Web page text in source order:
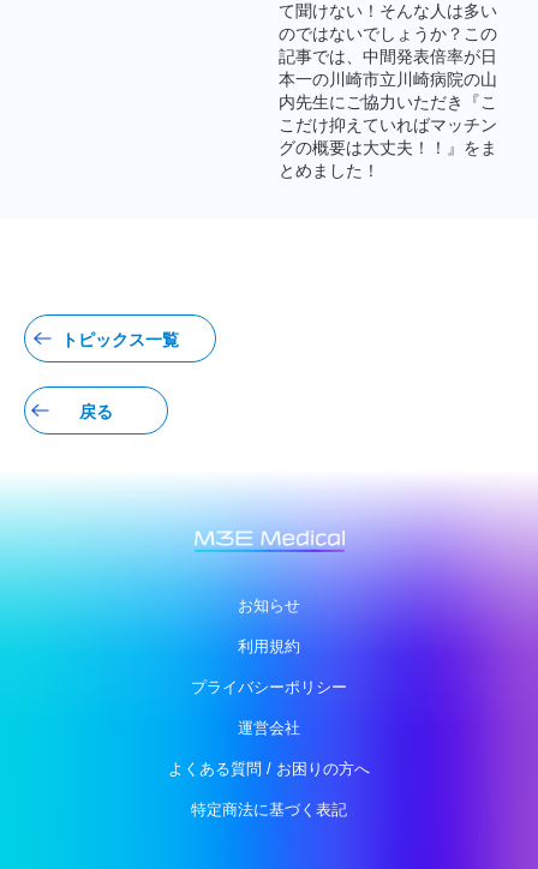
て聞けない！そんな人は多い
のではないでしょうか？この
記事では、中間発表倍率が日
本一の川崎市立川崎病院の山
内先生にご協力いただき『こ
こだけ抑えていればマッチン
グの概要は大丈夫！！』をま
とめました！
トピックス一覧
戻る
お知らせ
利用規約
プライバシーポリシー
運営会社
よくある質問 / お困りの方へ
特定商法に基づく表記